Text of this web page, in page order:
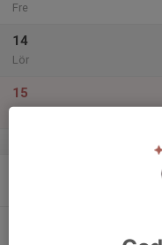
Fre
14
Lör
15
Sön